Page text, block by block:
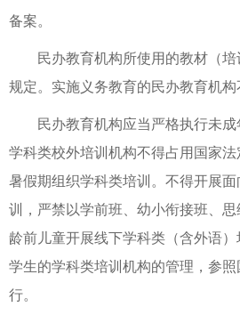
备案。
民办教育机构所使用的教材（培
规定。实施义务教育的民办教育机构
民办教育机构应当严格执行未成
学科类校外培训机构不得占用国家
暑假期组织学科类培训。不得开展
训，严禁以学前班、幼小衔接班、
龄前儿童开展线下学科类（含外语
学生的学科类培训机构的管理，参
行。